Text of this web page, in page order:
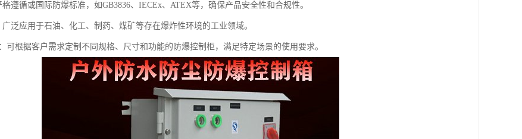
遵循或国际防爆标准，如GB3836、IECEx、ATEX等，确保产品安全性和合规性。
泛应用于石油、化工、制药、煤矿等存在爆炸性环境的工业领域。
可根据客户需求定制不同规格、尺寸和功能的防爆控制柜，满足特定场景的使用要求。